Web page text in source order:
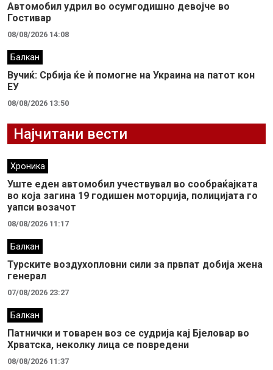
Автомобил удрил во осумгодишно девојче во
Гостивар
08/08/2026 14:08
Балкан
Вучиќ: Србија ќе ѝ помогне на Украина на патот кон
ЕУ
08/08/2026 13:50
Најчитани вести
Хроника
Уште еден автомобил учествувал во сообраќајката
во која загина 19 годишен моторџија, полицијата го
уапси возачот
08/08/2026 11:17
Балкан
Турските воздухопловни сили за првпат добија жена
генерал
07/08/2026 23:27
Балкан
Патнички и товарен воз се судрија кај Бјеловар во
Хрватска, неколку лица се повредени
08/08/2026 11:37